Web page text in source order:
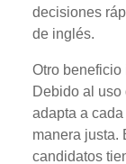
decisiones
de inglés.
Otro
Debido al
adapta a
manera justa.
candidatos